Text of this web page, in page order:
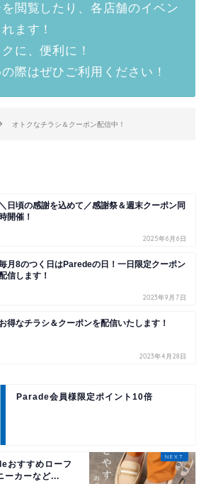
閲覧したり、各店舗のイベン
ます！
に、便利に！
際はぜひご利用ください！
オトクなチラシ＆クーポン配信中！
＼日頃の感謝を込めて／感謝祭＆週末クーポン同
開催！
2025年6月6日
月8のつく日はParedeの日！一日限定クーポン
配信します！
2023年9月7日
お得なチラシ＆クーポンを配信いたします！
2023年4月28日
Parade会員様限定ポイント10倍
おすすめローフ
ーカーなど...